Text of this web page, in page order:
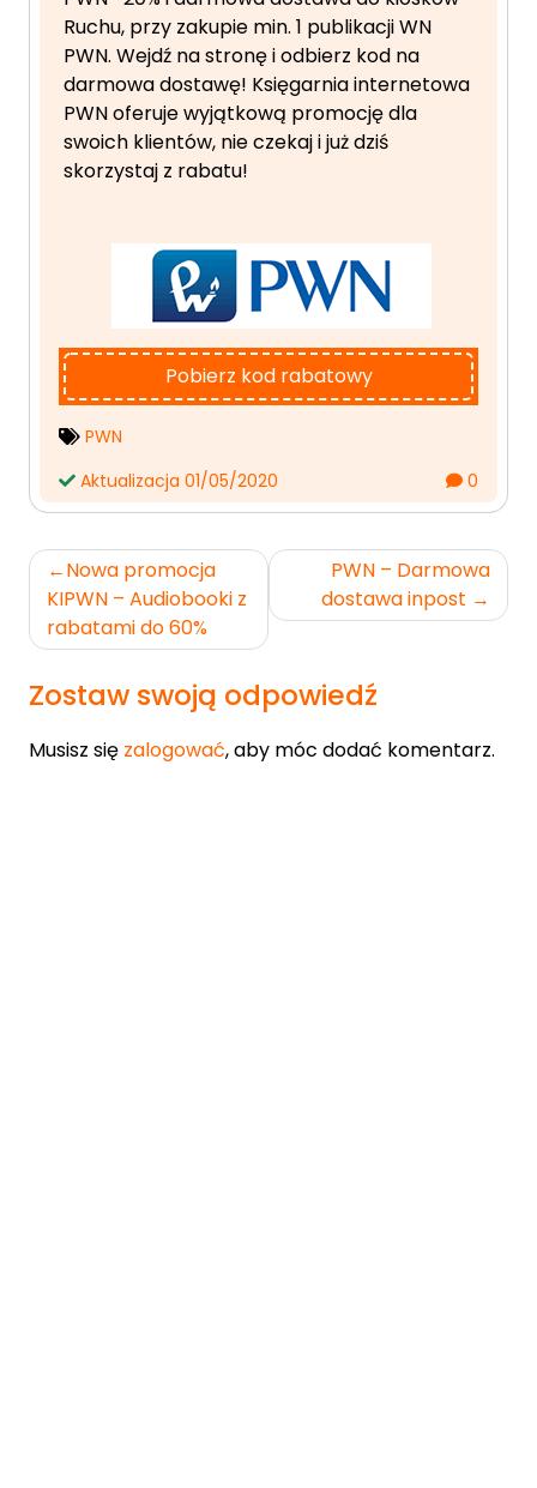
Ruchu, przy zakupie min. 1 publikacji WN
PWN. Wejdź na stronę i odbierz kod na
darmowa dostawę! Księgarnia internetowa
PWN oferuje wyjątkową promocję dla
swoich klientów, nie czekaj i już dziś
skorzystaj z rabatu!
Pobierz kod rabatowy
PWN
Aktualizacja 01/05/2020
0
Nawigacja
wpisu
Nowa promocja
KIPWN – Audiobooki z
rabatami do 60%
PWN – Darmowa
dostawa inpost
Zostaw swoją odpowiedź
Musisz się zalogować, aby móc dodać komentarz.